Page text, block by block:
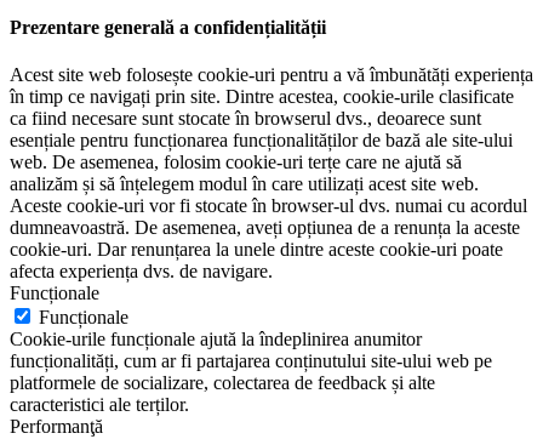
Prezentare generală a confidențialității
Acest site web folosește cookie-uri pentru a vă îmbunătăți experiența
în timp ce navigați prin site. Dintre acestea, cookie-urile clasificate
ca fiind necesare sunt stocate în browserul dvs., deoarece sunt
esențiale pentru funcționarea funcționalităților de bază ale site-ului
web. De asemenea, folosim cookie-uri terțe care ne ajută să
analizăm și să înțelegem modul în care utilizați acest site web.
Aceste cookie-uri vor fi stocate în browser-ul dvs. numai cu acordul
dumneavoastră. De asemenea, aveți opțiunea de a renunța la aceste
cookie-uri. Dar renunțarea la unele dintre aceste cookie-uri poate
afecta experiența dvs. de navigare.
Funcționale
Funcționale
Cookie-urile funcționale ajută la îndeplinirea anumitor
funcționalități, cum ar fi partajarea conținutului site-ului web pe
platformele de socializare, colectarea de feedback și alte
caracteristici ale terților.
Performanţă